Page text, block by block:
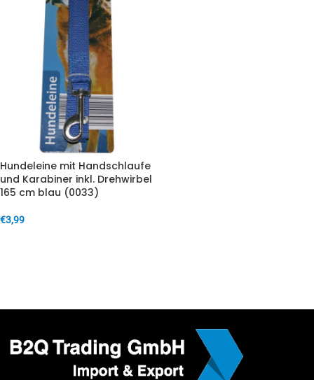
Hundeleine mit Handschlaufe
und Karabiner inkl. Drehwirbel
165 cm blau (0033)
€3,99